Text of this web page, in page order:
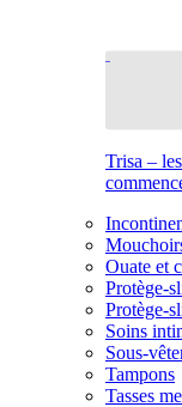
Trisa –
Ouate et
Protège-
Protège-
Soins
Sous-
Tampons
Tasses